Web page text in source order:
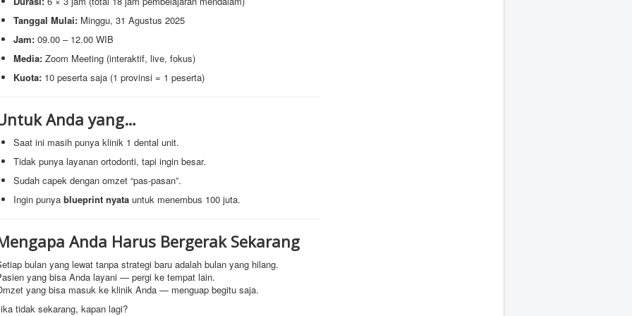
Tanggal Mulai: Minggu, 31 Agustus 2025
Jam: 09.00 – 12.00 WIB
Media: Zoom Meeting (interaktif, live, fokus)
Kuota: 10 peserta saja (1 provinsi = 1 peserta)
Anda yang…
Saat ini masih punya klinik 1 dental unit.
Tidak punya layanan ortodonti, tapi ingin besar.
Sudah capek dengan omzet “pas-pasan”.
Ingin punya blueprint nyata untuk menembus 100 juta.
Anda Harus Bergerak Sekarang
bulan yang lewat tanpa strategi baru adalah bulan yang hilang.
yang bisa Anda layani — pergi ke tempat lain.
yang bisa masuk ke klinik Anda — menguap begitu saja.
tidak sekarang, kapan lagi?